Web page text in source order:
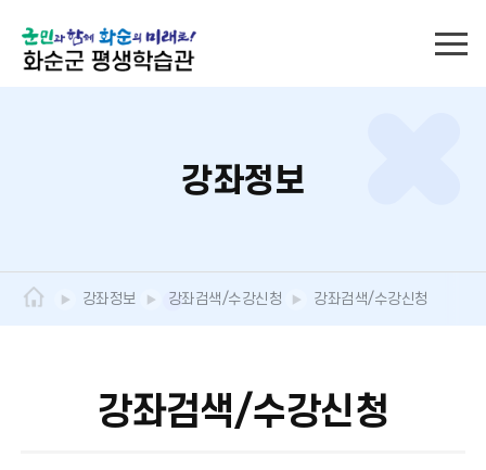
강좌정보
강좌정보 강좌검색/수강신청 강좌검색/수강신청
강좌검색/수강신청